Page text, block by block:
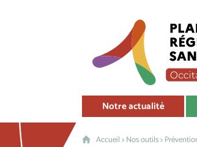
Notre actualité
Accueil>Nos outils>